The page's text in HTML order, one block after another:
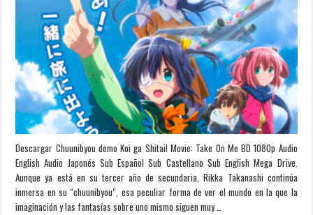
Descargar Chuunibyou demo Koi ga Shitai! Movie: Take On Me BD 1080p Audio
English Audio Japonés Sub Español Sub Castellano Sub English Mega Drive.
Aunque ya está en su tercer año de secundaria, Rikka Takanashi continúa
inmersa en su “chuunibyou”, esa peculiar forma de ver el mundo en la que la
imaginación y las fantasías sobre uno mismo siguen muy …